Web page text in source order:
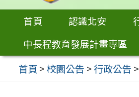
內
首頁 認識北安
中長程教育發展計畫專區
首頁 >校園公告 >行政公告